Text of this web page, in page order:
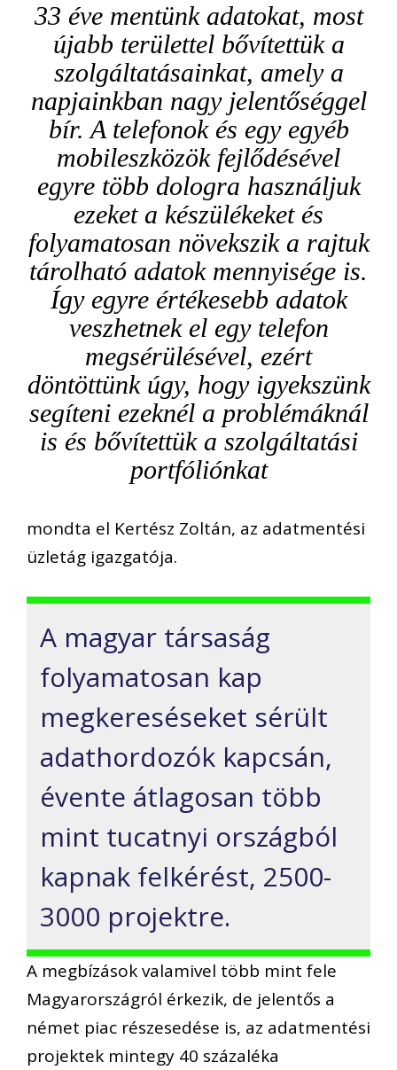
33 éve mentünk adatokat, most
újabb területtel bővítettük a
szolgáltatásainkat, amely a
napjainkban nagy jelentőséggel
bír. A telefonok és egy egyéb
mobileszközök fejlődésével
egyre több dologra használjuk
ezeket a készülékeket és
folyamatosan növekszik a rajtuk
tárolható adatok mennyisége is.
Így egyre értékesebb adatok
veszhetnek el egy telefon
megsérülésével, ezért
döntöttünk úgy, hogy igyekszünk
segíteni ezeknél a problémáknál
is és bővítettük a szolgáltatási
portfóliónkat
mondta el Kertész Zoltán, az adatmentési
üzletág igazgatója.
A magyar társaság
folyamatosan kap
megkereséseket sérült
adathordozók kapcsán,
évente átlagosan több
mint tucatnyi országból
kapnak felkérést, 2500-
3000 projektre.
A megbízások valamivel több mint fele
Magyarországról érkezik, de jelentős a
német piac részesedése is, az adatmentési
projektek mintegy 40 százaléka